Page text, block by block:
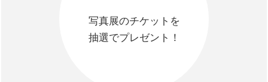
写真展のチケットを
抽選でプレゼント！